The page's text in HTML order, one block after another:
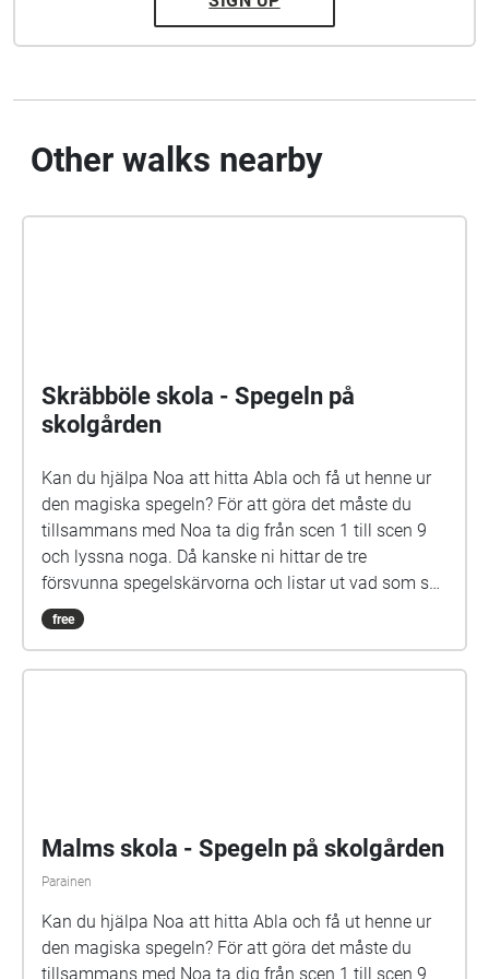
Other walks nearby
och lyssna noga. Då kanske ni hittar de tre
försvunna spegelskärvorna och listar ut vad som ska
barn dyker upp i skärvorna. På skolgården kommer
du kanske också att möta Elna, som har gått i den
free